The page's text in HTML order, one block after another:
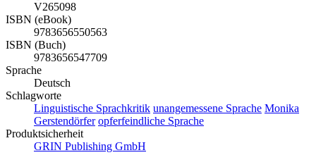
V265098
ISBN (eBook)
9783656550563
ISBN (Buch)
9783656547709
Sprache
Deutsch
Schlagworte
Linguistische Sprachkritik unangemessene Sprache Monika
Gerstendörfer opferfeindliche Sprache
Produktsicherheit
GRIN Publishing GmbH